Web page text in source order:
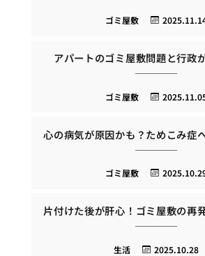
ゴミ屋敷
アパートのゴミ屋敷問題と行政
ゴミ屋敷
心の病気が原因かも？ためこみ症
ゴミ屋敷
片付けた後が肝心！ゴミ屋敷の再
2025.10.28
生活